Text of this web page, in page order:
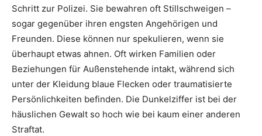
Schritt zur Polizei. Sie bewahren oft Stillschweigen –
sogar gegenüber ihren engsten Angehörigen und
Freunden. Diese können nur spekulieren, wenn sie
überhaupt etwas ahnen. Oft wirken Familien oder
Beziehungen für Außenstehende intakt, während sich
unter der Kleidung blaue Flecken oder traumatisierte
Persönlichkeiten befinden. Die Dunkelziffer ist bei der
häuslichen Gewalt so hoch wie bei kaum einer anderen
Straftat.